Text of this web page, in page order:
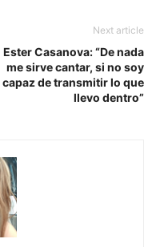
Next article
Ester Casanova: “De nada
me sirve cantar, si no soy
capaz de transmitir lo que
llevo dentro”